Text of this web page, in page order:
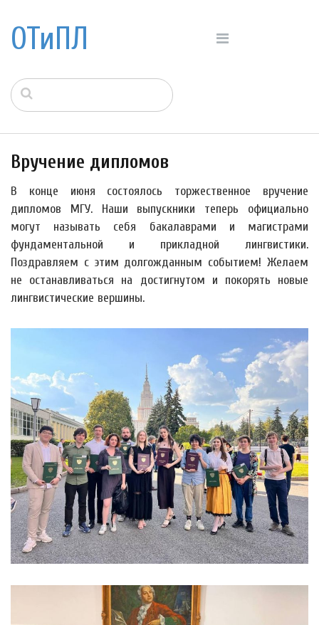
ОТиПЛ
Вручение дипломов
В конце июня состоялось торжественное вручение
дипломов МГУ. Наши выпускники теперь официально
могут называть себя бакалаврами и магистрами
фундаментальной и прикладной лингвистики.
Поздравляем с этим долгожданным событием! Желаем
не останавливаться на достигнутом и покорять новые
лингвистические вершины.